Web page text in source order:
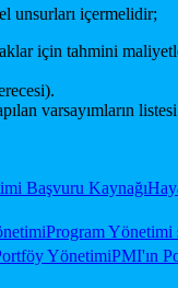
unsurları içermelidir;
için tahmini
varsayımların
Program Yönetimi
YönetimiPMI'ın